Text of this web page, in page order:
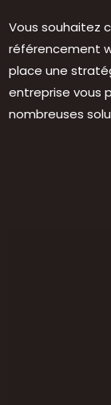
Vous souhaitez
référencement
place une
entreprise vous
nombreuses